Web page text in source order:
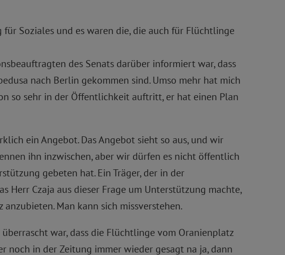
Soziales und es waren die, die auch für Flüchtlinge
des Senats darüber informiert war, dass
nach Berlin gekommen sind. Umso mehr hat mich
so sehr in der Öffentlichkeit auftritt, er hat einen Plan
ein Angebot. Das Angebot sieht so aus, und wir
ihn inzwischen, aber wir dürfen es nicht öffentlich
gebeten hat. Ein Träger, der in der
Herr Czaja aus dieser Frage um Unterstützung machte,
Man kann sich missverstehen.
war, dass die Flüchtlinge vom Oranienplatz
noch in der Zeitung immer wieder gesagt na ja, dann